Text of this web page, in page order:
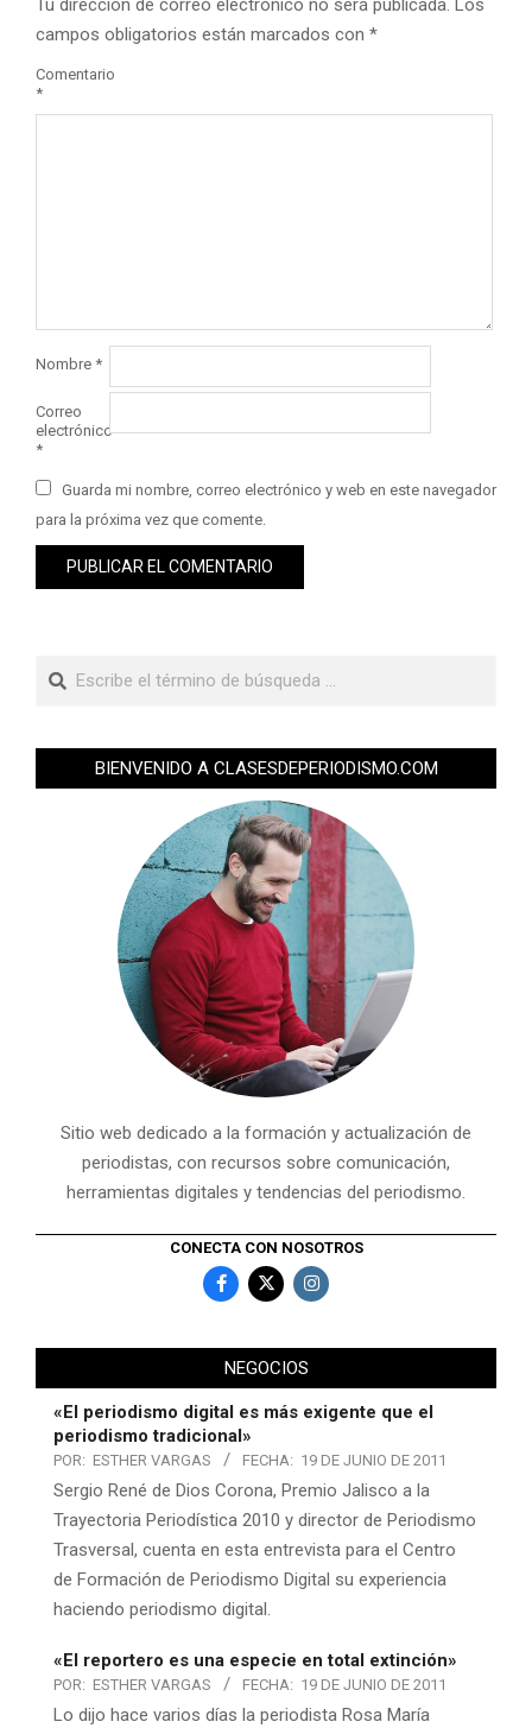
Tu dirección de correo electrónico no será publicada. Los
campos obligatorios están marcados con *
Comentario
*
Nombre *
Correo
electrónico
*
Guarda mi nombre, correo electrónico y web en este navegador
para la próxima vez que comente.
BIENVENIDO A CLASESDEPERIODISMO.COM
Sitio web dedicado a la formación y actualización de
periodistas, con recursos sobre comunicación,
herramientas digitales y tendencias del periodismo.
CONECTA CON NOSOTROS
NEGOCIOS
«El periodismo digital es más exigente que el
periodismo tradicional»
POR: ESTHER VARGAS FECHA: 19 DE JUNIO DE 2011
Sergio René de Dios Corona, Premio Jalisco a la
Trayectoria Periodística 2010 y director de Periodismo
Trasversal, cuenta en esta entrevista para el Centro
de Formación de Periodismo Digital su experiencia
haciendo periodismo digital.
«El reportero es una especie en total extinción»
POR: ESTHER VARGAS FECHA: 19 DE JUNIO DE 2011
Lo dijo hace varios días la periodista Rosa María